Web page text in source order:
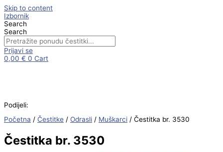
Skip to content
Izbornik
Search
Search
Prijavi se
0,00 € 0 Cart
Podijeli:
Početna / Čestitke / Odrasli / Muškarci / Čestitka br. 3530
Čestitka br. 3530